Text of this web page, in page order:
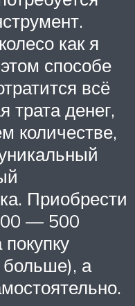
как я
способе
всё
трата денег,
количестве,
Приобрести
— 500
больше), а